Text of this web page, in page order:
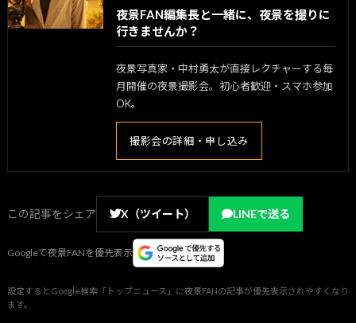
夜景FAN編集長と一緒に、夜景を撮りに
行きませんか？
夜景写真家・中村勇太が直接レクチャーする毎
月開催の夜景撮影会。初心者歓迎・スマホ参加
OK。
撮影会の詳細・申し込み
この記事をシェア X（ツイート） LINEで送る
Googleで夜景FANを優先表示
設定するとGoogle検索「トップニュース」に夜景FANの記事が優先表示されやすくなり
ます。